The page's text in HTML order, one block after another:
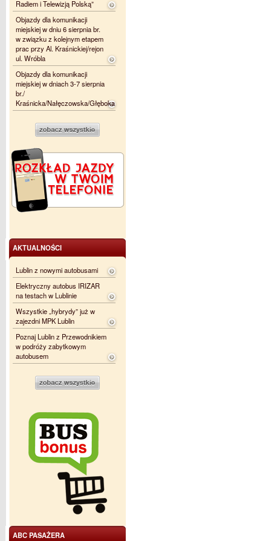
Radiem i Telewizją Polską”
Objazdy dla komunikacji
miejskiej w dniu 6 sierpnia br.
w związku z kolejnym etapem
prac przy Al. Kraśnickiej/rejon
ul. Wróbla
Objazdy dla komunikacji
miejskiej w dniach 3-7 sierpnia
br./
Kraśnicka/Nałęczowska/Głęboka
AKTUALNOŚCI
Lublin z nowymi autobusami
Elektryczny autobus IRIZAR
na testach w Lublinie
Wszystkie „hybrydy” już w
zajezdni MPK Lublin
Poznaj Lublin z Przewodnikiem
w podróży zabytkowym
autobusem
ABC PASAŻERA